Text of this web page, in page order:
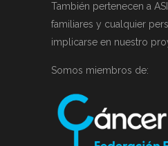
También pertenecen a
familiares y cualquier
implicarse en nuestro
Somos miembros de: